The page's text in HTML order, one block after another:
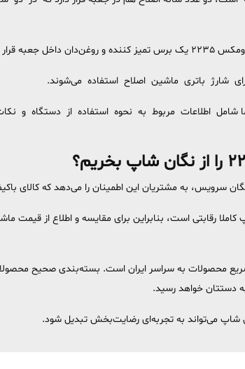
منجر می‌شود.
شارژ باتری ماشین اصلاح استفاده می‌شوند.
پرومکس 2235 دفترچه راهنما شامل اطلاعات مربوط به نحوه
است، بنابراین برای مقایسه و اطلاع از قیمت ماشین اصلاح
محصولات به سراسر ایران است. بسته‌بندی صحیح
دستتان خواهد رسید.